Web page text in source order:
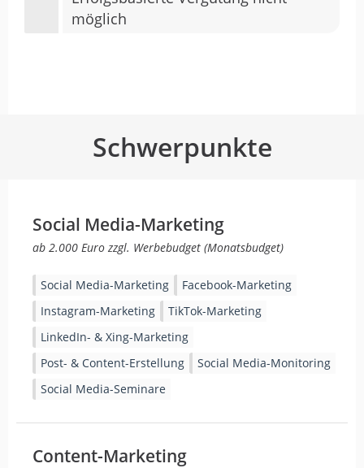
möglich
Schwerpunkte
Social Media-Marketing
ab 2.000 Euro zzgl. Werbebudget (Monatsbudget)
Social Media-Marketing
Facebook-Marketing
Instagram-Marketing
TikTok-Marketing
LinkedIn- & Xing-Marketing
Post- & Content-Erstellung
Social Media-Monitoring
Social Media-Seminare
Content-Marketing